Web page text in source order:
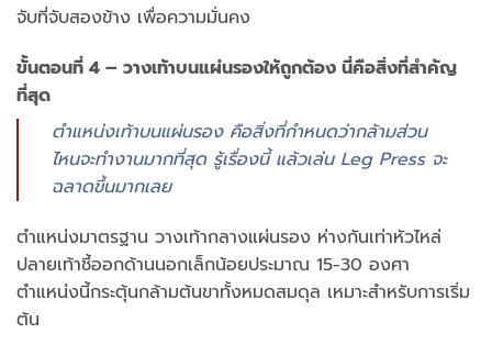
จับที่จับสองข้าง เพื่อความมั่นคง
ขั้นตอนที่ 4 – วางเท้าบนแผ่นรองให้ถูกต้อง นี่คือสิ่งที่สำคัญ
ที่สุด
ตำแหน่งเท้าบนแผ่นรอง คือสิ่งที่กำหนดว่ากล้ามส่วน
ไหนจะทำงานมากที่สุด รู้เรื่องนี้ แล้วเล่น Leg Press จะ
ฉลาดขึ้นมากเลย
ตำแหน่งมาตรฐาน วางเท้ากลางแผ่นรอง ห่างกันเท่าหัวไหล่
ปลายเท้าชี้ออกด้านนอกเล็กน้อยประมาณ 15-30 องศา
ตำแหน่งนี้กระตุ้นกล้ามต้นขาทั้งหมดสมดุล เหมาะสำหรับการเริ่ม
ต้น